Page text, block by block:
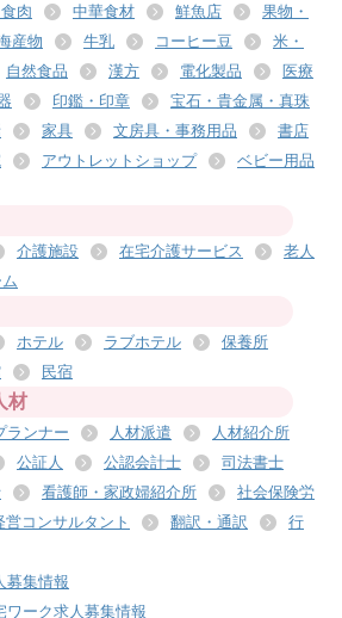
肉 中華食材 鮮魚店
果物・
産物 牛乳 コーヒー豆
米・
自然食品 漢方 電化製品
医療
印鑑・印章
宝石・貴金属・真珠
家具 文房具・事務用品
書店
アウトレットショップ
ベビー用品
介護施設 在宅介護サービス
老人
ホテル ラブホテル
保養所
民宿
材
ランナー 人材派遣
人材紹介所
公証人 公認会計士
司法書士
看護師・家政婦紹介所
社会保険労
営コンサルタント 翻訳・通訳
行
募集情報
ワーク求人募集情報